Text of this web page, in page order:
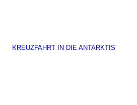
KREUZFAHRT IN DIE ANTARKTIS